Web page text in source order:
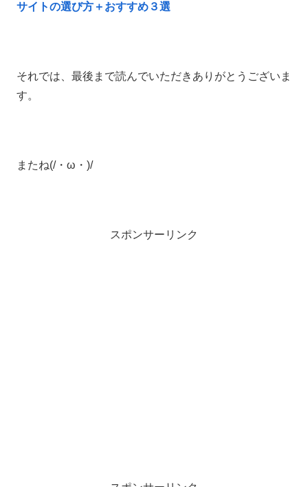
サイトの選び方＋おすすめ３選
それでは、最後まで読んでいただきありがとうございま
す。
またね(/・ω・)/
スポンサーリンク